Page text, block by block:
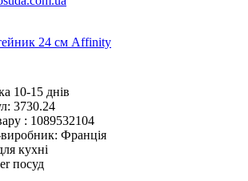
24 см Affinity
10-15 днів
3730.24
: 1089532104
Франція
кухні
посуд